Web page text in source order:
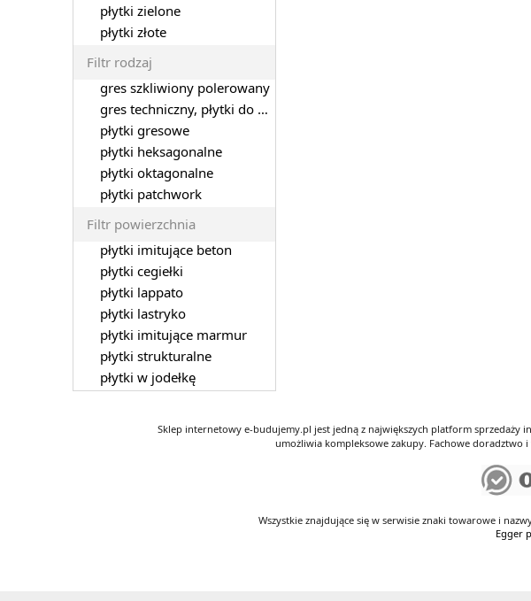
płytki zielone
płytki złote
Filtr rodzaj
gres szkliwiony polerowany
gres techniczny, płytki do garażu
płytki gresowe
płytki heksagonalne
płytki oktagonalne
płytki patchwork
Filtr powierzchnia
płytki imitujące beton
płytki cegiełki
płytki lappato
płytki lastryko
płytki imitujące marmur
płytki strukturalne
płytki w jodełkę
Sklep internetowy e-budujemy.pl jest jedną z największych platform
umożliwia kompleksowe zakupy. Fachowe doradztwo
Wszystkie znajdujące się w serwisie znaki towarowe i
Egger